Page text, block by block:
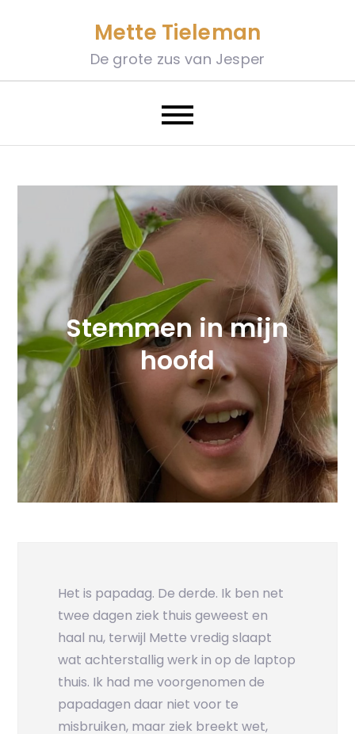
Mette Tieleman
De grote zus van Jesper
Stemmen in mijn
hoofd
Het is papadag. De derde. Ik ben net
twee dagen ziek thuis geweest en
haal nu, terwijl Mette vredig slaapt
wat achterstallig werk in op de laptop
thuis. Ik had me voorgenomen de
papadagen daar niet voor te
misbruiken, maar ziek breekt wet,